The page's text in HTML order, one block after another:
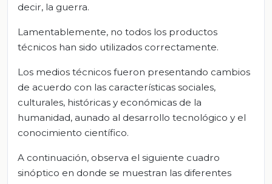
decir, la guerra.
Lamentablemente, no todos los productos
técnicos han sido utilizados correctamente.
Los medios técnicos fueron presentando cambios
de acuerdo con las características sociales,
culturales, históricas y económicas de la
humanidad, aunado al desarrollo tecnológico y el
conocimiento científico.
A continuación, observa el siguiente cuadro
sinóptico en donde se muestran las diferentes